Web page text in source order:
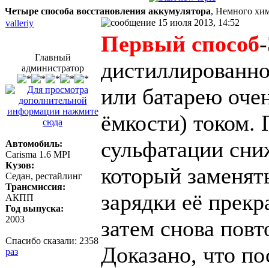
Четыре способа восстановления аккумулятора, Немного
valleriy
15 июля 2013, 14:52
Главный
администратор
Автомобиль:
Carisma 1.6 MPI
Кузов:
Седан, рестайлинг
Трансмиссия:
АКПП
Год выпуска:
2003
Спасибо сказали: 2358
раз
Первый способ
или батарею
ёмкости) током.
сульфатации
который
зарядки её
затем снова
Доказано, что